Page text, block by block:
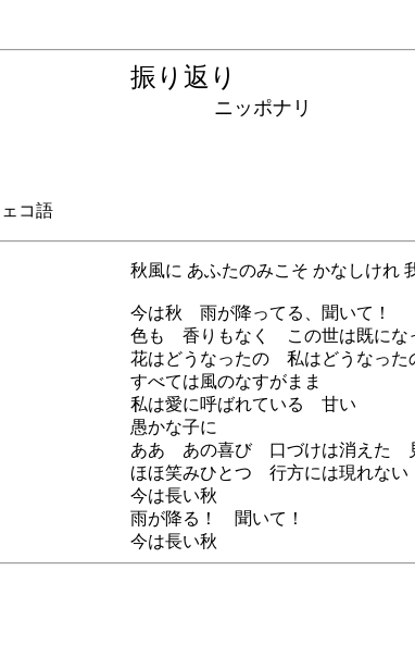
振り返り
ニッポナリ
コ語
秋風に あふたのみこそ かなしけれ
今は秋 雨が降ってる、聞いて！
色も 香りもなく この世は既にな
花はどうなったの 私はどうなった
すべては風のなすがまま
私は愛に呼ばれている 甘い
愚かな子に
ああ あの喜び 口づけは消えた
ほほ笑みひとつ 行方には現れない
今は長い秋
雨が降る！ 聞いて！
今は長い秋